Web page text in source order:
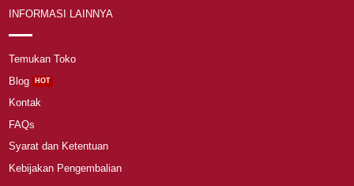
INFORMASI LAINNYA
Temukan Toko
Blog
Kontak
FAQs
Syarat dan Ketentuan
Kebijakan Pengembalian